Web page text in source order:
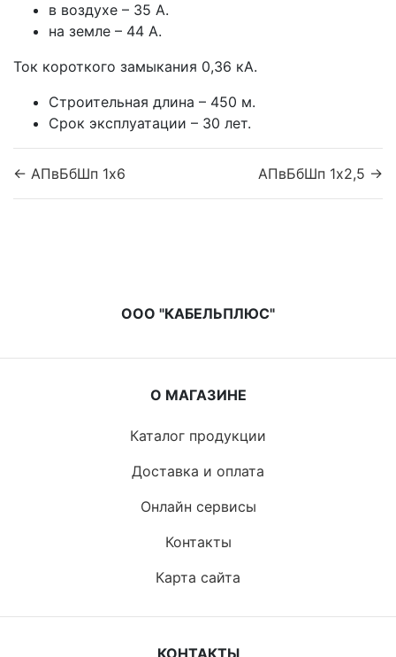
в воздухе – 35 А.
на земле – 44 А.
Ток короткого замыкания 0,36 кА.
Строительная длина – 450 м.
Срок эксплуатации – 30 лет.
← АПвБбШп 1x6 АПвБбШп 1x2,5 →
ООО "КАБЕЛЬПЛЮС"
О МАГАЗИНЕ
Каталог продукции
Доставка и оплата
Онлайн сервисы
Контакты
Карта сайта
КОНТАКТЫ